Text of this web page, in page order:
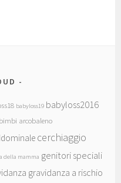
babyloss19 babyloss2016
bimbi arcobaleno
cerchiaggio
della mamma genitori speciali
gravidanza a rischio